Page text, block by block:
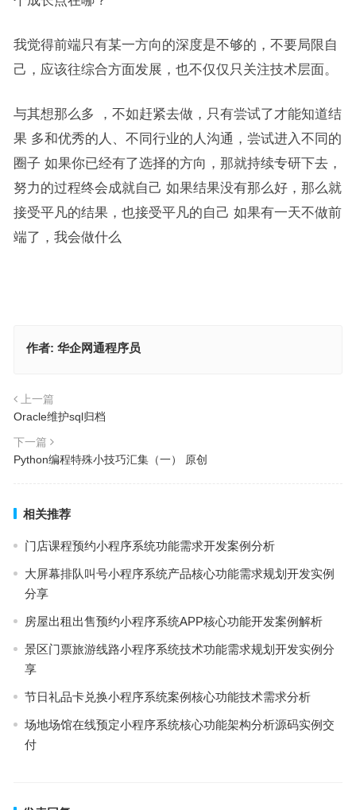
我觉得前端只有某一方向的深度是不够的，不要局限自
己，应该往综合方面发展，也不仅仅只关注技术层面。
与其想那么多 ，不如赶紧去做，只有尝试了才能知道结
果 多和优秀的人、不同行业的人沟通，尝试进入不同的
圈子 如果你已经有了选择的方向，那就持续专研下去，
努力的过程终会成就自己 如果结果没有那么好，那么就
接受平凡的结果，也接受平凡的自己 如果有一天不做前
端了，我会做什么
作者: 华企网通程序员
上一篇
Oracle维护sql归档
下一篇
Python编程特殊小技巧汇集（一） 原创
相关推荐
门店课程预约小程序系统功能需求开发案例分析
大屏幕排队叫号小程序系统产品核心功能需求规划开发实例
分享
房屋出租出售预约小程序系统APP核心功能开发案例解析
景区门票旅游线路小程序系统技术功能需求规划开发实例分
享
节日礼品卡兑换小程序系统案例核心功能技术需求分析
场地场馆在线预定小程序系统核心功能架构分析源码实例交
付